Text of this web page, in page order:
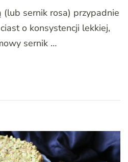
(lub sernik rosa) przypadnie
o konsystencji lekkiej,
sernik …